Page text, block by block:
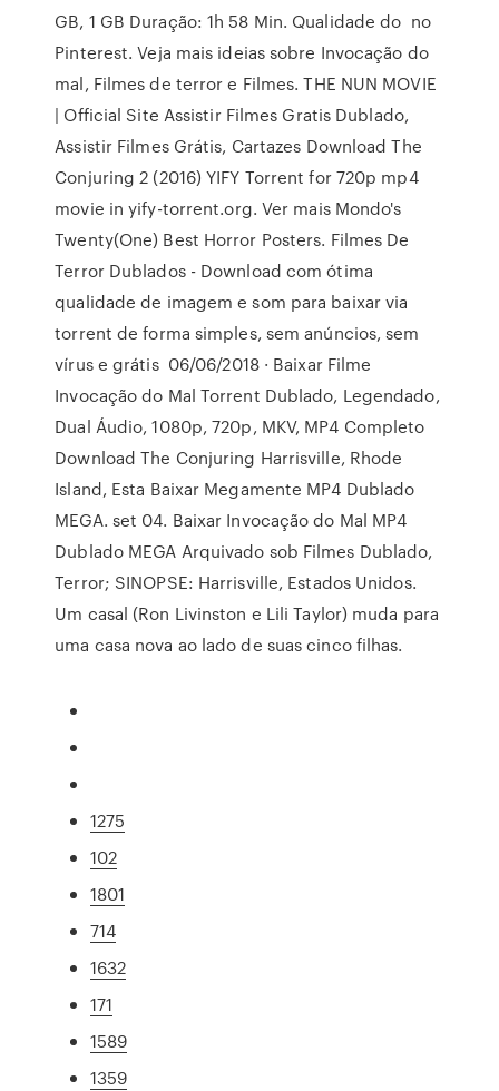
GB, 1 GB Duração: 1h 58 Min. Qualidade do no
Pinterest. Veja mais ideias sobre Invocação do
mal, Filmes de terror e Filmes. THE NUN MOVIE
| Official Site Assistir Filmes Gratis Dublado,
Assistir Filmes Grátis, Cartazes Download The
Conjuring 2 (2016) YIFY Torrent for 720p mp4
movie in yify-torrent.org. Ver mais Mondo's
Twenty(One) Best Horror Posters. Filmes De
Terror Dublados - Download com ótima
qualidade de imagem e som para baixar via
torrent de forma simples, sem anúncios, sem
vírus e grátis 06/06/2018 · Baixar Filme
Invocação do Mal Torrent Dublado, Legendado,
Dual Áudio, 1080p, 720p, MKV, MP4 Completo
Download The Conjuring Harrisville, Rhode
Island, Esta Baixar Megamente MP4 Dublado
MEGA. set 04. Baixar Invocação do Mal MP4
Dublado MEGA Arquivado sob Filmes Dublado,
Terror; SINOPSE: Harrisville, Estados Unidos.
Um casal (Ron Livinston e Lili Taylor) muda para
uma casa nova ao lado de suas cinco filhas.
1275
102
1801
714
1632
171
1589
1359